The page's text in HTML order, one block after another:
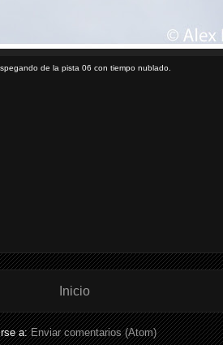
de la pista 06 con tiempo nublado.
Inicio
a:Enviar comentarios (Atom)